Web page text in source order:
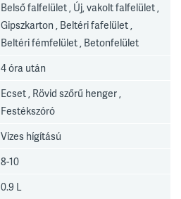
Belső falfelület , Új, vakolt falfelület ,
Gipszkarton , Beltéri fafelület ,
Beltéri fémfelület , Betonfelület
4 óra után
Ecset , Rövid szőrű henger ,
Festékszóró
Vizes hígítású
8-10
0.9 L